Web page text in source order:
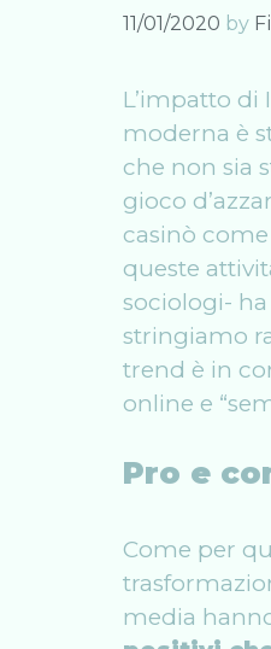
11/01/2020 by
L’impatto
moderna è
che non sia
gioco
casinò come
queste
sociologi-
stringiamo
trend è in
online e
Pro e
Come per
media